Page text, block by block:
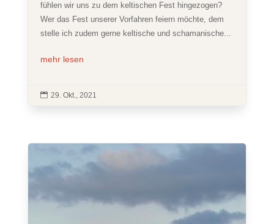
fühlen wir uns zu dem keltischen Fest hingezogen?
Wer das Fest unserer Vorfahren feiern möchte, dem
stelle ich zudem gerne keltische und schamanische...
mehr lesen
 29. Okt., 2021